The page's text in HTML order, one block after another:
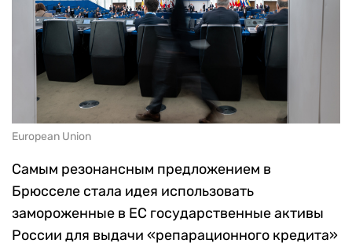
European Union
Самым резонансным предложением в
Брюсселе стала идея использовать
замороженные в ЕС государственные активы
России для выдачи «репарационного кредита»